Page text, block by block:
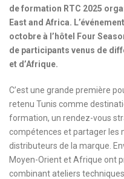
de formation RTC 2025
East and Africa.
octobre à l’hôtel Four
de participants venus de
et d’Afrique.
C’est une grande première
retenu Tunis comme
formation, un rendez-vous
compétences et partager les
distributeurs de la marque.
Moyen-Orient et Afrique ont
combinant ateliers